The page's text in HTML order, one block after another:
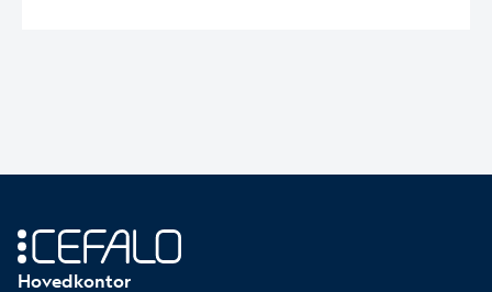
Hovedkontor